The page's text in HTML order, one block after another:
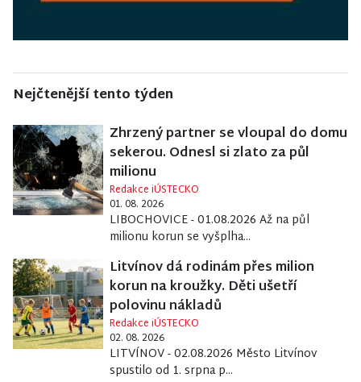
Nejčtenější tento týden
Zhrzený partner se vloupal do domu
sekerou. Odnesl si zlato za půl
milionu
Redakce iÚSTECKO
01. 08. 2026
LIBOCHOVICE - 01.08.2026 Až na půl
milionu korun se vyšplha...
Litvínov dá rodinám přes milion
korun na kroužky. Děti ušetří
polovinu nákladů
Redakce iÚSTECKO
02. 08. 2026
LITVÍNOV - 02.08.2026 Město Litvínov
spustilo od 1. srpna p...